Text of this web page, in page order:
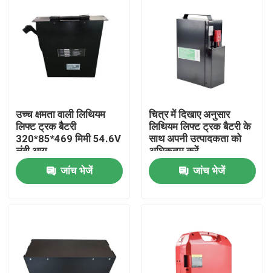
घर
कारखाना भ्रमण
उच्च क्षमता वाली लिथियम
लिफ्ट ट्रक बैटरी
320*85*469 मिमी 54.6V
लंबी आयु
जांच भेजें
चित्र में दिखाए अनुसार
लिथियम लिफ्ट ट्रक बैटरी के
साथ अपनी उत्पादकता को
अधिकतम करें
जांच भेजें